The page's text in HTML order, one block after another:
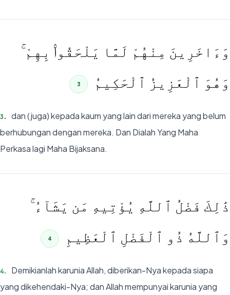
وَءَاخَرِينَ مِنْهُمْ لَمَّا يَلْحَقُوا۟ بِهِمْ ۚ
وَهُوَ ٱلْعَزِيزُ ٱلْحَكِيمُ
3
3.
dan (juga) kepada kaum yang lain dari mereka yang belum
berhubungan dengan mereka. Dan Dialah Yang Maha
Perkasa lagi Maha Bijaksana.
ذَٰلِكَ فَضْلُ ٱللَّهِ يُؤْتِيهِ مَن يَشَآءُ ۚ
وَٱللَّهُ ذُو ٱلْفَضْلِ ٱلْعَظِيمِ
4
4.
Demikianlah karunia Allah, diberikan-Nya kepada siapa
yang dikehendaki-Nya; dan Allah mempunyai karunia yang